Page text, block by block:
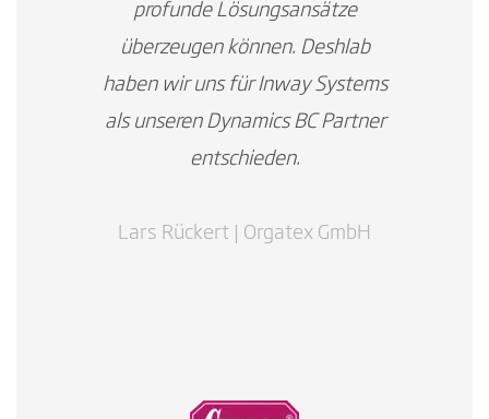
profunde Lösungsansätze
überzeugen können. Deshlab
haben wir uns für Inway Systems
als unseren Dynamics BC Partner
entschieden.
Lars Rückert | Orgatex GmbH